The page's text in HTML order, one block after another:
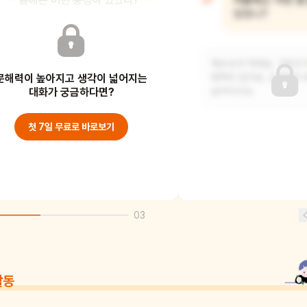
봄에는 동물들이 움직이고 꽃이 피는
끼 양들이
해력이 높아지고 생각이 넓어지는
대화가 궁금하다면?
첫 7일 무료로 바로보기
옥수수가 익어요. 그리고
03